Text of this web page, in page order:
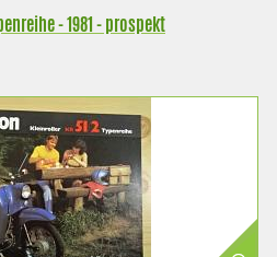
- 1981 - prospekt